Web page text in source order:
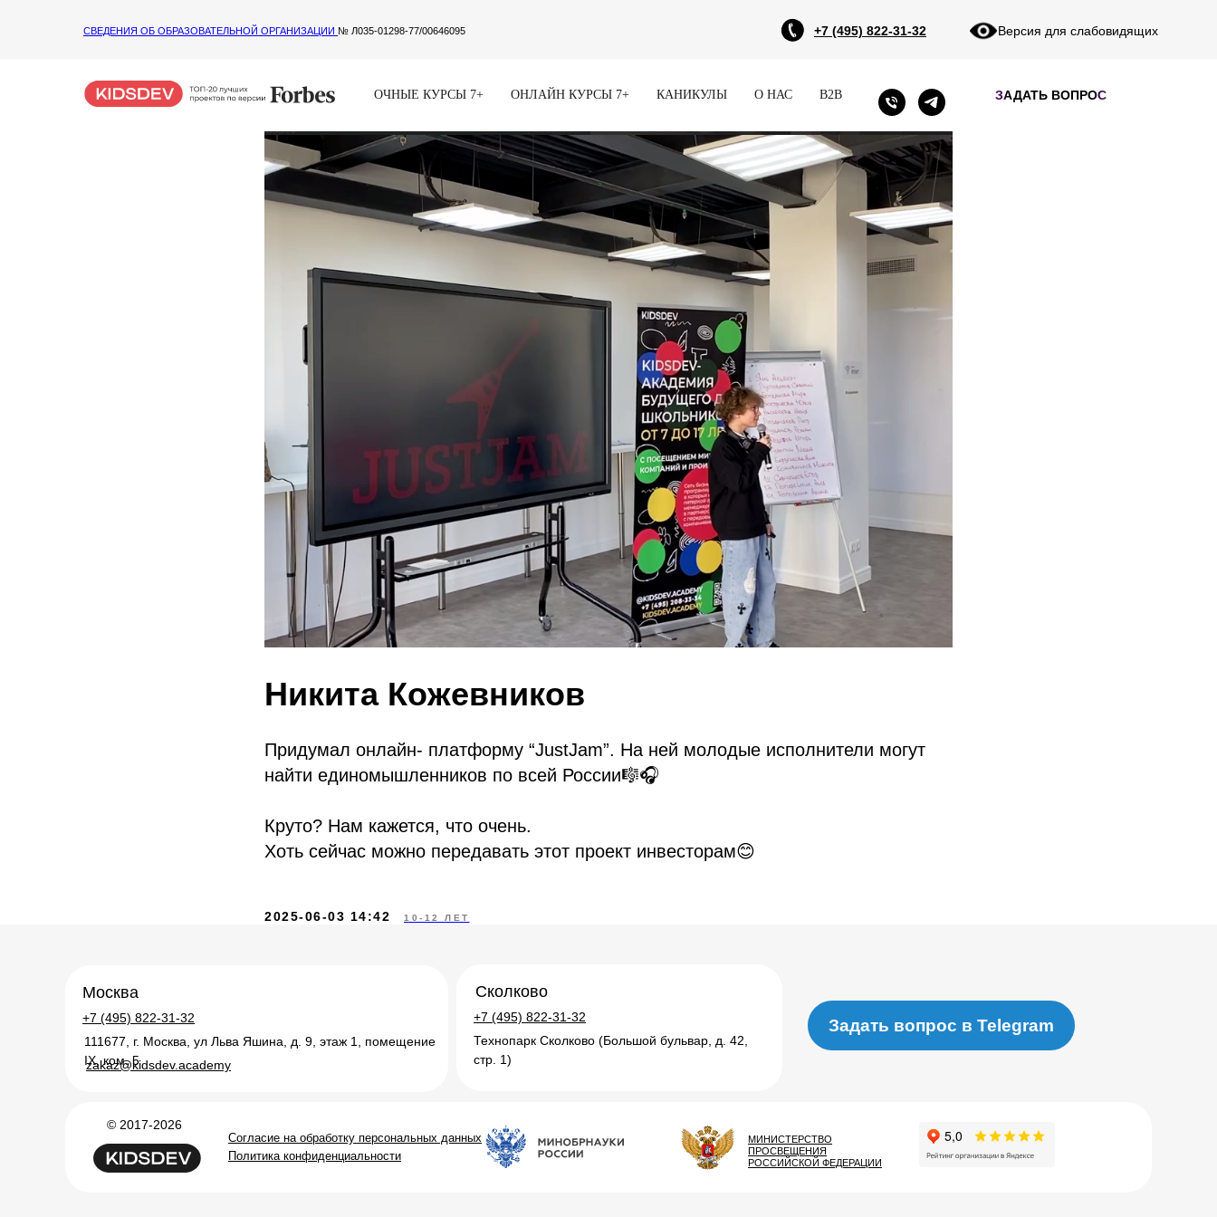
Версия для слабовидящих
СВЕДЕНИЯ ОБ ОБРАЗОВАТЕЛЬНОЙ ОРГАНИЗАЦИИ № Л035-01298-77/00646095 +7 (495) 822-31-32
ОЧНЫЕ КУРСЫ 7+ ОНЛАЙН КУРСЫ 7+ КАНИКУЛЫ О НАС B2B ЗАДАТЬ ВОПРОС
Никита Кожевников
Придумал онлайн- платформу “JustJam”. На ней молодые исполнители могут
найти единомышленников по всей России🎼🎧
Круто? Нам кажется, что очень.
Хоть сейчас можно передавать этот проект инвесторам😊
2025-06-03 14:42 10-12 ЛЕТ
zakaz@kidsdev.academy
+7 (495) 822-31-32
111677, г. Москва, ул Льва Яшина, д. 9, этаж 1, помещение
IX, ком. 5
Москва Сколково
Технопарк Сколково (Большой бульвар, д. 42,
стр. 1)
+7 (495) 822-31-32
© 2017-2026
МИНИСТЕРСТВО
ПРОСВЕЩЕНИЯ
РОССИЙСКОЙ ФЕДЕРАЦИИ
Задать вопрос в Telegram
Согласие на обработку персональных данных
Политика конфиденциальности